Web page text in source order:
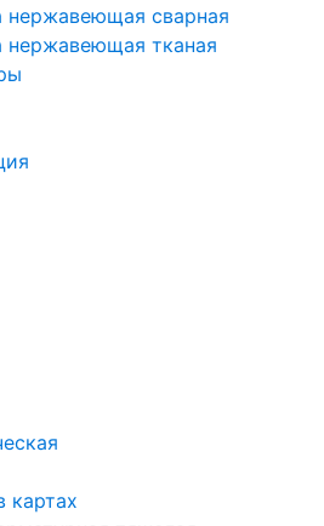
нержавеющая сварная
нержавеющая тканая
картах